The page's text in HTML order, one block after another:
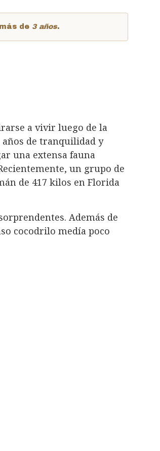
de 3 años.
a vivir luego de la
de tranquilidad y
una extensa fauna
un grupo de
de 417 kilos en Florida
Además de
cocodrilo medía poco